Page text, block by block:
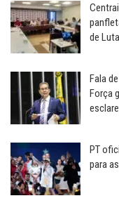
de
Fala
Força
PT
para